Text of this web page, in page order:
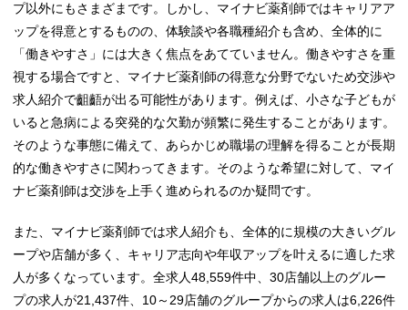
プ以外にもさまざまです。しかし、マイナビ薬剤師ではキャリアア
ップを得意とするものの、体験談や各職種紹介も含め、全体的に
「働きやすさ」には大きく焦点をあてていません。働きやすさを重
視する場合ですと、マイナビ薬剤師の得意な分野でないため交渉や
求人紹介で齟齬が出る可能性があります。例えば、小さな子どもが
いると急病による突発的な欠勤が頻繁に発生することがあります。
そのような事態に備えて、あらかじめ職場の理解を得ることが長期
的な働きやすさに関わってきます。そのような希望に対して、マイ
ナビ薬剤師は交渉を上手く進められるのか疑問です。
また、マイナビ薬剤師では求人紹介も、全体的に規模の大きいグル
ープや店舗が多く、キャリア志向や年収アップを叶えるに適した求
人が多くなっています。全求人48,559件中、30店舗以上のグルー
プの求人が21,437件、10～29店舗のグループからの求人は6,226件